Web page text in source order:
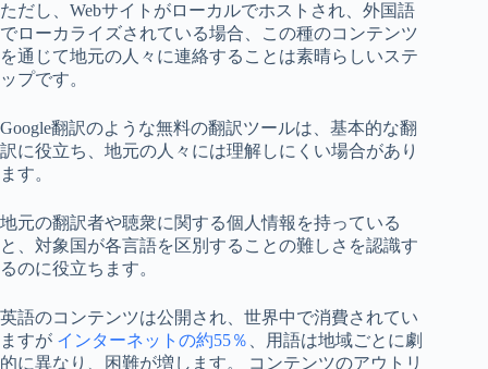
ただし、Webサイトがローカルでホストされ、外国語
でローカライズされている場合、この種のコンテンツ
を通じて地元の人々に連絡することは素晴らしいステ
ップです。
Google翻訳のような無料の翻訳ツールは、基本的な翻
訳に役立ち、地元の人々には理解しにくい場合があり
ます。
地元の翻訳者や聴衆に関する個人情報を持っている
と、対象国が各言語を区別することの難しさを認識す
るのに役立ちます。
英語のコンテンツは公開され、世界中で消費されてい
ますが インターネットの約55％
、用語は地域ごとに劇
的に異なり、困難が増します。 コンテンツのアウトリ